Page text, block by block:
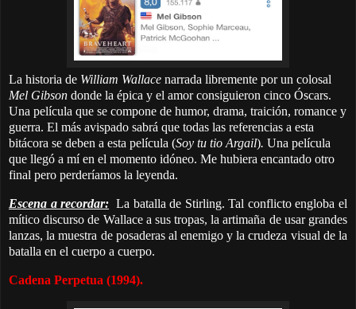
La historia de William Wallace narrada libremente por un colosal
Mel Gibson donde la épica y el amor consiguieron cinco Óscars.
Una película que se compone de humor, drama, traición, romance y
guerra. El más avispado sabrá que todas las referencias a esta
bitácora se deben a esta película (Soy tu tio Argail). Una película
que llegó a mí en el momento idóneo. Me hubiera encantado otro
final pero perderíamos la leyenda.
Escena a recordar: La batalla de Stirling. Tal conflicto engloba el
mítico discurso de Wallace a sus tropas, la artimaña de usar grandes
lanzas, la muestra de posaderas al enemigo y la crudeza visual de la
batalla en el cuerpo a cuerpo.
Cadena Perpetua (1994).